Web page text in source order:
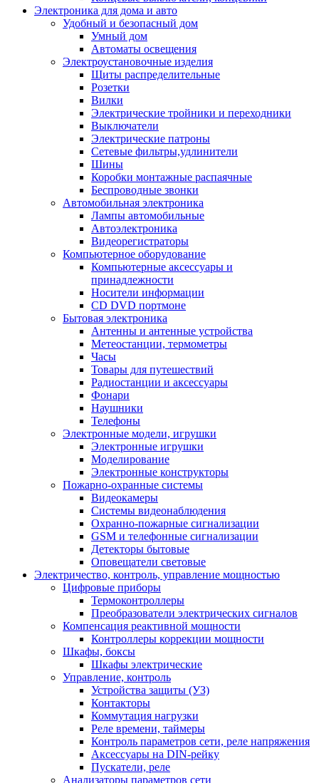
Электроника для дома и авто
Удобный и безопасный дом
Умный дом
Автоматы освещения
Электроустановочные изделия
Щиты распределительные
Розетки
Вилки
Электрические тройники и переходники
Выключатели
Электрические патроны
Сетевые фильтры,удлинители
Шины
Коробки монтажные распаячные
Беспроводные звонки
Автомобильная электроника
Лампы автомобильные
Автоэлектроника
Видеорегистраторы
Компьютерное оборудование
Компьютерные аксессуары и
принадлежности
Носители информации
CD DVD портмоне
Бытовая электроника
Антенны и антенные устройства
Метеостанции, термометры
Часы
Товары для путешествий
Радиостанции и аксессуары
Фонари
Наушники
Телефоны
Электронные модели, игрушки
Электронные игрушки
Моделирование
Электронные конструкторы
Пожарно-охранные системы
Видеокамеры
Системы видеонаблюдения
Охранно-пожарные сигнализации
GSM и телефонные сигнализации
Детекторы бытовые
Оповещатели световые
Электричество, контроль, управление мощностью
Цифровые приборы
Термоконтроллеры
Преобразователи электрических сигналов
Компенсация реактивной мощности
Контроллеры коррекции мощности
Шкафы, боксы
Шкафы электрические
Управление, контроль
Устройства защиты (УЗ)
Контакторы
Коммутация нагрузки
Реле времени, таймеры
Контроль параметров сети, реле напряжения
Аксессуары на DIN-рейку
Пускатели, реле
Анализаторы параметров сети